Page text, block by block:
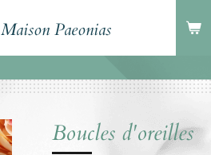
Maison Paeonias
Boucles d'oreilles